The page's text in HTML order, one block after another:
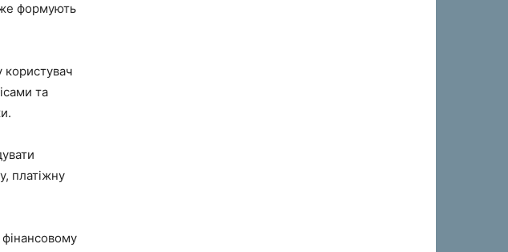
формують
та
платіжну